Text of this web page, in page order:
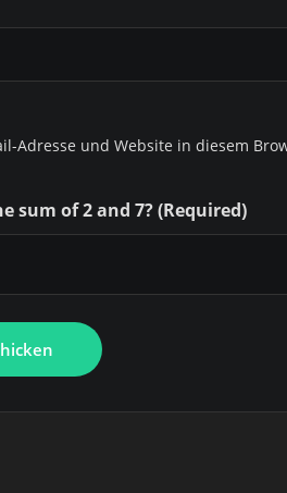
Adresse und Website in diesem
sum of 2 and 7? (Required)